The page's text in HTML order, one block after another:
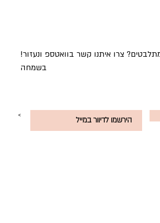
!מתלבטים? צרו איתנו קשר בוואטספ ונעזור
בשמחה
<